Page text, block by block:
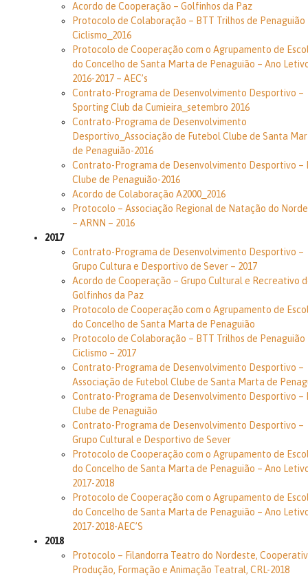
Acordo de Cooperação – Golfinhos da Paz
Protocolo de Colaboração – BTT Trilhos de Penaguião
Ciclismo_2016
Protocolo de Cooperação com o Agrupamento de
do Concelho de Santa Marta de Penaguião – Ano
2016-2017 – AEC’s
Contrato-Programa de Desenvolvimento Desportivo –
Sporting Club da Cumieira_setembro 2016
Contrato-Programa de Desenvolvimento
Desportivo_Associação de Futebol Clube de Santa
de Penaguião-2016
Contrato-Programa de Desenvolvimento Desportivo –
Clube de Penaguião-2016
Acordo de Colaboração A2000_2016
Protocolo – Associação Regional de Natação do
– ARNN – 2016
2017
Contrato-Programa de Desenvolvimento Desportivo –
Grupo Cultura e Desportivo de Sever – 2017
Acordo de Cooperação – Grupo Cultural e Recreativo
Golfinhos da Paz
Protocolo de Cooperação com o Agrupamento de
do Concelho de Santa Marta de Penaguião
Protocolo de Colaboração – BTT Trilhos de Penaguião
Ciclismo – 2017
Contrato-Programa de Desenvolvimento Desportivo –
Associação de Futebol Clube de Santa Marta de
Contrato-Programa de Desenvolvimento Desportivo –
Clube de Penaguião
Contrato-Programa de Desenvolvimento Desportivo –
Grupo Cultural e Desportivo de Sever
Protocolo de Cooperação com o Agrupamento de
do Concelho de Santa Marta de Penaguião – Ano
2017-2018
Protocolo de Cooperação com o Agrupamento de
do Concelho de Santa Marta de Penaguião – Ano
2017-2018-AEC’S
2018
Protocolo – Filandorra Teatro do Nordeste,
Produção, Formação e Animação Teatral, CRL-2018